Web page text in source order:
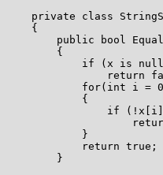
private class
    {
public bool
        {
if (x is
return
for(int i =
            {
if
            }
            return true;
        }